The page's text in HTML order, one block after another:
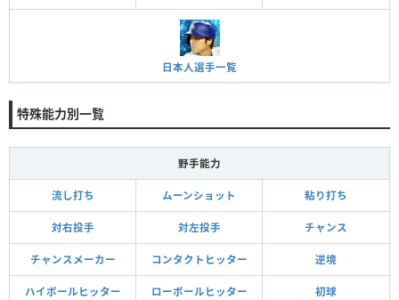
日本人選手一覧
特殊能力別一覧
野手能力
流し打ち ムーンショット 粘り打ち
対右投手 対左投手 チャンス
チャンスメーカー コンタクトヒッター 逆境
ハイボールヒッター ローボールヒッター 初球